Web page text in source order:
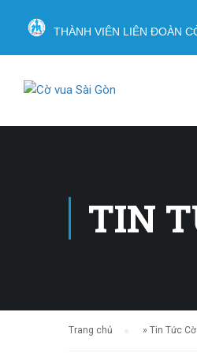
THÀNH VIÊN LIÊN ĐOÀN
TIN
Trang chủ » Tin Tức